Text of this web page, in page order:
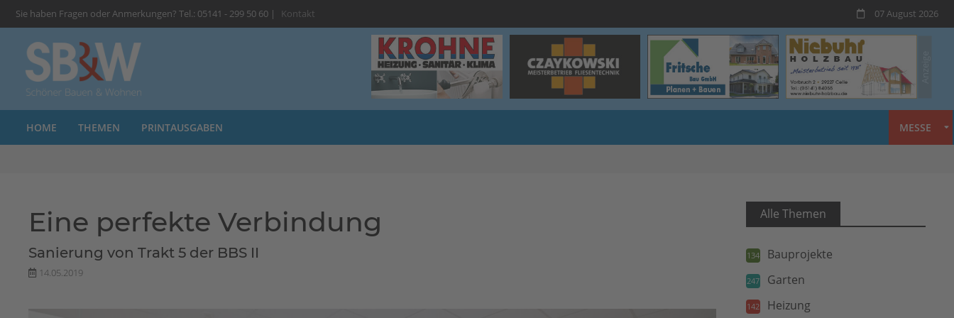
Sie haben Fragen oder Anmerkungen? Tel.: 05141 - 299 50 60 | Kontakt 07 August 2026
HOME THEMEN PRINTAUSGABEN MESSE
Eine perfekte Verbindung
Sanierung von Trakt 5 der BBS II
14.05.2019
Alle Themen
134 Bauprojekte
247 Garten
142 Heizung